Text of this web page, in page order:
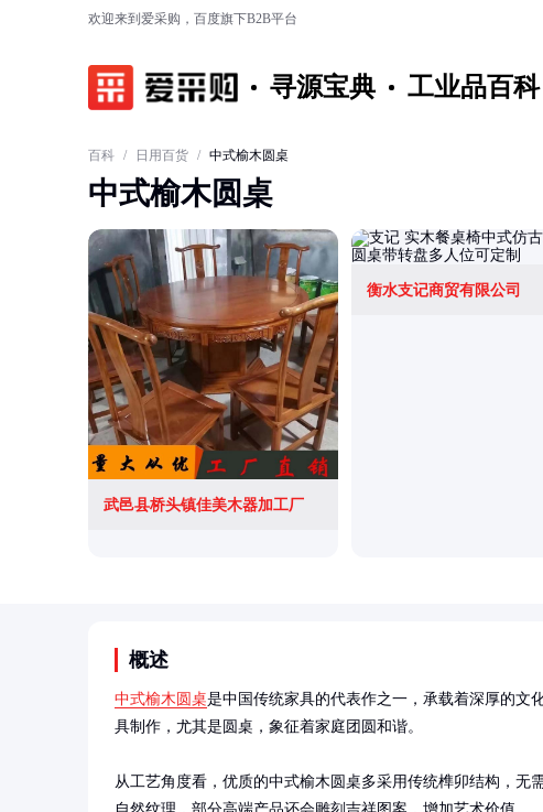
欢迎来到爱采购，百度旗下B2B平台
寻源宝典 工业品百科
百科 / 日用百货 / 中式榆木圆桌
中式榆木圆桌
武邑县桥头镇佳美木器加工厂
衡水支记商贸有限公司
概述
中式榆木圆桌是中国传统家具的代表作之一，承载着深厚的文
具制作，尤其是圆桌，象征着家庭团圆和谐。
从工艺角度看，优质的中式榆木圆桌多采用传统榫卯结构，